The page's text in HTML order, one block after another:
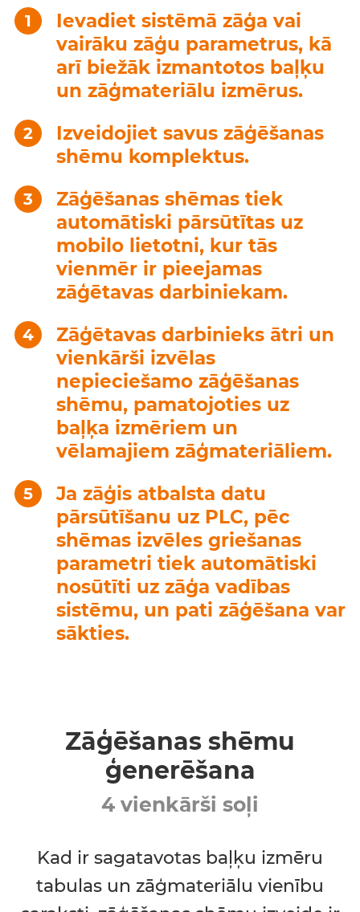
Ievadiet sistēmā zāģa vai
vairāku zāģu parametrus, kā
arī biežāk izmantotos baļķu
un zāģmateriālu izmērus.
Izveidojiet savus zāģēšanas
shēmu komplektus.
Zāģēšanas shēmas tiek
automātiski pārsūtītas uz
mobilo lietotni, kur tās
vienmēr ir pieejamas
zāģētavas darbiniekam.
Zāģētavas darbinieks ātri un
vienkārši izvēlas
nepieciešamo zāģēšanas
shēmu, pamatojoties uz
baļķa izmēriem un
vēlamajiem zāģmateriāliem.
Ja zāģis atbalsta datu
pārsūtīšanu uz PLC, pēc
shēmas izvēles griešanas
parametri tiek automātiski
nosūtīti uz zāģa vadības
sistēmu, un pati zāģēšana var
sākties.
Zāģēšanas shēmu
ģenerēšana
4 vienkārši soļi
Kad ir sagatavotas baļķu izmēru
tabulas un zāģmateriālu vienību